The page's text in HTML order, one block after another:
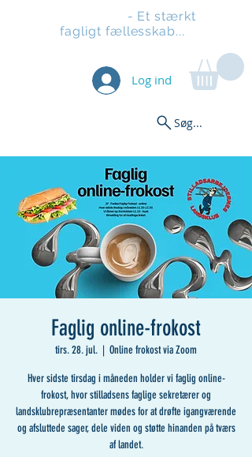
- Et stærkt
fagligt fællesskab...
Log ind
Søg...
Faglig online-frokost
tirs. 28. jul.
  |
Online frokost via Zoom
Hver sidste tirsdag i måneden holder vi faglig online-
frokost, hvor stilladsens faglige sekretærer og
landsklubrepræsentanter mødes for at drøfte igangværende
og afsluttede sager, dele viden og støtte hinanden på tværs
af landet.